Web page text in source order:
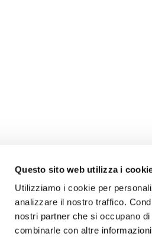
Questo sito web utilizza i
Utilizziamo i cookie per
analizzare il nostro traffico.
nostri partner che si occupano
combinarle con altre